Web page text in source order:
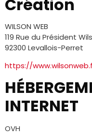
Création
WILSON WEB
119 Rue du Président
92300 Levallois-Perret
https://
INTERNET
OVH